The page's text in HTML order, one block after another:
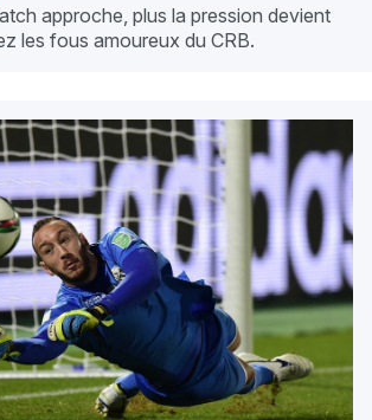
approche, plus la pression devient
les fous amoureux du CRB.